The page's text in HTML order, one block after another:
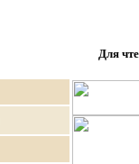
Для